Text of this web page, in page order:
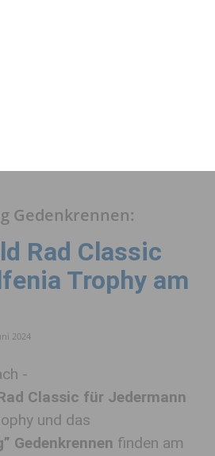
Gedenkrennen:
Rad Classic
Trophy am
2024
-
Classic für Jedermann
und das
Gedenkrennen finden am